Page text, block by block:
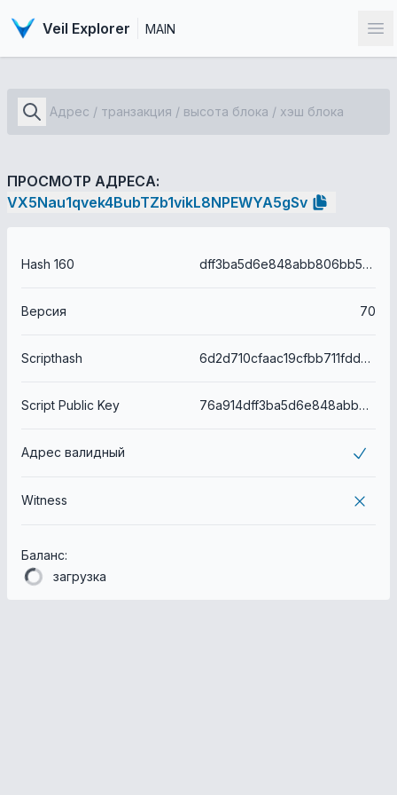
Veil Explorer MAIN
ПРОСМОТР АДРЕСА:
VX5Nau1qvek4BubTZb1vikL8NPEWYA5gSv
Hash 160 dff3ba5d6e848abb806bb55d25da5dbef4e4a6f7
Версия 70
Scripthash 6d2d710cfaac19cfbb711fdd885254299c399057e0d65d971aa05c9c9340a07a
Script Public Key 76a914dff3ba5d6e848abb806bb55d25da5dbef4e4a6f788ac
Адрес валидный
Witness
Баланс:
загрузка